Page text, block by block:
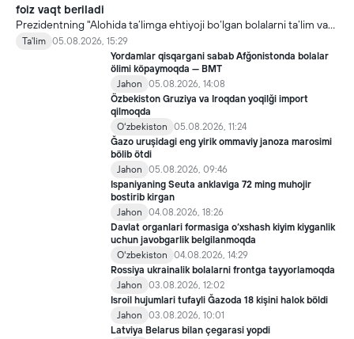
foiz vaqt beriladi
Prezidentning "Alohida ta’limga ehtiyoji bo‘lgan bolalarni ta’lim va
ijtimoiy xizmatlar bilan qamrab olish tizimini takomillashtirish
bo‘yicha qo‘shimcha chora-tadbirlar to‘g‘risida"gi qarori bilan
inklyuziv ta’lim sohasida qator yangi mexanizmlar joriy etilmoqda.
Ta'lim 05.08.2026, 15:29
Yordamlar qisqargani sabab Afğonistonda bolalar
ölimi köpaymoqda — BMT
Jahon
05.08.2026, 14:08
Özbekiston Gruziya va Iroqdan yoqilği import
qilmoqda
Oʻzbekiston
05.08.2026, 11:24
Ğazo uruşidagi eng yirik ommaviy janoza marosimi
bölib ötdi
Jahon
05.08.2026, 09:46
Ispaniyaning Seuta anklaviga 72 ming muhojir
bostirib kirgan
Jahon
04.08.2026, 18:26
Davlat organlari formasiga o‘xshash kiyim kiyganlik
uchun javobgarlik belgilanmoqda
Oʻzbekiston
04.08.2026, 14:29
Rossiya ukrainalik bolalarni frontga tayyorlamoqda
Jahon
03.08.2026, 12:02
Isroil hujumlari tufayli Ğazoda 18 kişini halok böldi
Jahon
03.08.2026, 10:01
Latviya Belarus bilan çegarasi yopdi